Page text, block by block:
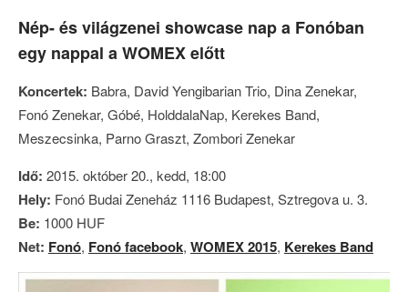
Nép- és világzenei showcase nap a Fonóban
egy nappal a WOMEX előtt
Koncertek: Babra, David Yengibarian Trio, Dina Zenekar,
Fonó Zenekar, Góbé, HolddalaNap, Kerekes Band,
Meszecsinka, Parno Graszt, Zombori Zenekar
Idő: 2015. október 20., kedd, 18:00
Hely: Fonó Budai Zeneház 1116 Budapest, Sztregova u. 3.
Be: 1000 HUF
Net: Fonó, Fonó facebook, WOMEX 2015, Kerekes Band